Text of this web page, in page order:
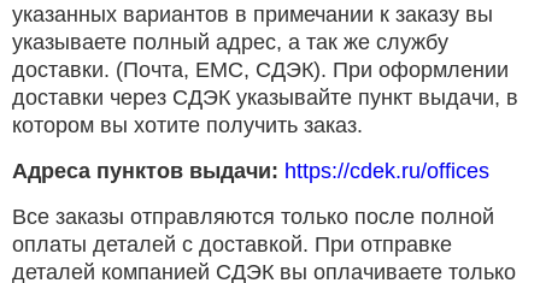
указанных вариантов в примечании к заказу вы
указываете полный адрес, а так же службу
доставки. (Почта, ЕМС, СДЭК). При оформлении
доставки через СДЭК указывайте пункт выдачи, в
котором вы хотите получить заказ.
Адреса пунктов выдачи: https://cdek.ru/offices
Все заказы отправляются только после полной
оплаты деталей с доставкой. При отправке
деталей компанией СДЭК вы оплачиваете только